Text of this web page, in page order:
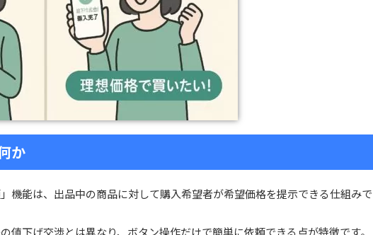
か
機能は、出品中の商品に対して購入希望者が希望価格を提示できる仕組みで
値下げ交渉とは異なり、ボタン操作だけで簡単に依頼できる点が特徴です。